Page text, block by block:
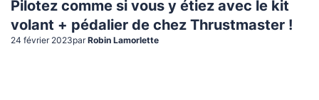
Pilotez comme si vous y étiez avec le kit
volant + pédalier de chez Thrustmaster !
24 février 2023par Robin Lamorlette